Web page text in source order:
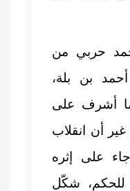
حربي من
بن بلة،
أشرف على
غير أن انقلاب
الذي جاء على إثره
للحكم، شكّل